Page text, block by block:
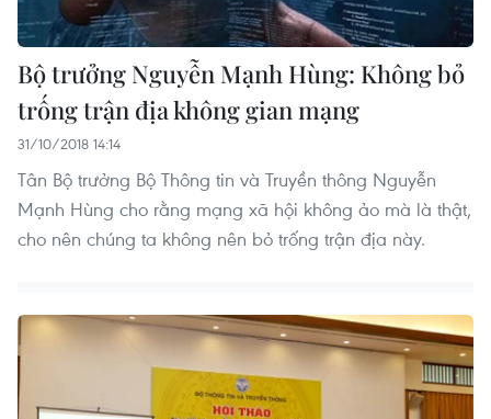
Bộ trưởng Nguyễn Mạnh Hùng: Không bỏ
trống trận địa không gian mạng
31/10/2018 14:14
Tân Bộ trưởng Bộ Thông tin và Truyền thông Nguyễn
Mạnh Hùng cho rằng mạng xã hội không ảo mà là thật,
cho nên chúng ta không nên bỏ trống trận địa này.